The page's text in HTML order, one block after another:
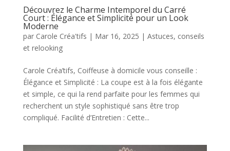
Découvrez le Charme Intemporel du Carré
Court : Élégance et Simplicité pour un Look
Moderne
par Carole Créa'tifs | Mar 16, 2025 | Astuces, conseils
et relooking
Carole Créa’tifs, Coiffeuse à domicile vous conseille :
Élégance et Simplicité : La coupe est à la fois élégante
et simple, ce qui la rend parfaite pour les femmes qui
recherchent un style sophistiqué sans être trop
compliqué. Facilité d’Entretien : Cette...